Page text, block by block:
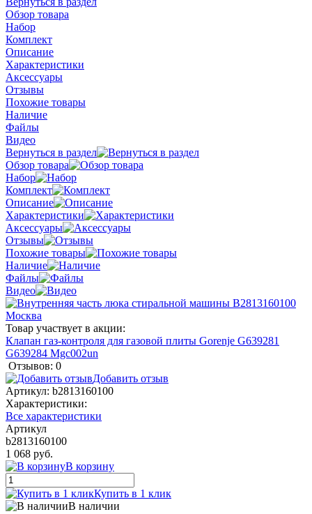
Обзор товара
Набор
Комплект
Описание
Характеристики
Аксессуары
Отзывы
Похожие товары
Наличие
Файлы
Видео
Вернуться в раздел
Обзор товара
Набор
Комплект
Описание
Характеристики
Аксессуары
Отзывы
Похожие товары
Наличие
Файлы
Видео
Товар участвует в акции:
Клапан газ-контроля для газовой плиты Gorenje G639281
G639284 Mgc002un
Отзывов: 0
Добавить отзыв
Артикул: b2813160100
Характеристики:
Все характеристики
Артикул
b2813160100
1 068 руб.
В корзину
Купить в 1 клик
В наличии